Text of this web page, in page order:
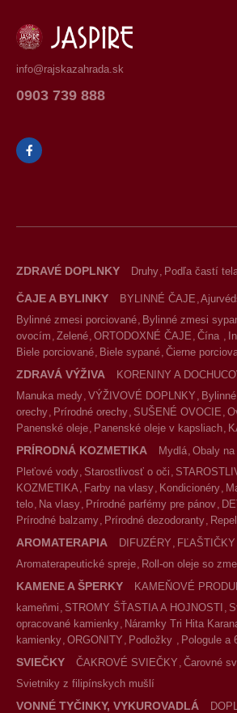
info@rajskazahrada.sk
0903 739 888
ZDRAVÉ DOPLNKY Druhy Podľa častí
ČAJE A BYLINKY BYLINNÉ ČAJE
Bylinné zmesi porciované Bylinné zmesi
ovocím Zelené ORTODOXNÉ ČAJE Čína
Biele porciované Biele sypané Čierne
ZDRAVÁ VÝŽIVA KORENINY A
Manuka medy VÝŽIVOVÉ DOPLNKY
orechy Prírodné orechy SUŠENÉ OVOCIE
Panenské oleje Panenské oleje v kapsliach
PRÍRODNÁ KOZMETIKA Mydlá Obaly
Pleťové vody Starostlivosť o oči
KOZMETIKA Farby na vlasy Kondicionéry
telo Na vlasy Prírodné parfémy pre pánov
Prírodné balzamy Prírodné dezodoranty
AROMATERAPIA DIFUZÉRY
Aromaterapeutické spreje Roll-on oleje so
KAMENE A ŠPERKY KAMEŇOVÉ
kameňmi STROMY ŠŤASTIA A HOJNOSTI
opracované kamienky Náramky Tri Hita
kamienky ORGONITY Podložky Pologule a
SVIEČKY ČAKROVÉ SVIEČKY Čarovné
Svietniky z filipínskych mušlí
VONNÉ TYČINKY, VYKUROVADLÁ